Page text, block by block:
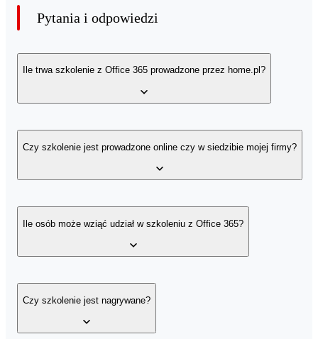
Pytania i odpowiedzi
Ile trwa szkolenie z Office 365 prowadzone przez home.pl?
Program szkolenia jest opracowany tak, aby trwało maksymalnie
2 godzin.
Czy szkolenie jest prowadzone online czy w siedzibie mojej firmy?
Szkolenie odbywa się online poprzez zdalną prezentację ekranu
prowadzącego. Szkolenie jest nagrywane, co pozwala wrócić do
Ile osób może wziąć udział w szkoleniu z Office 365?
W szkoleniu może wziąć udział do 20 osób z organizacji, która
zakupiła szkolenie.
Czy szkolenie jest nagrywane?